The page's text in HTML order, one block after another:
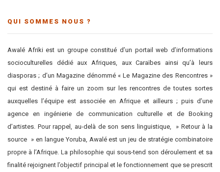
QUI SOMMES NOUS ?
Awalé Afriki est un groupe constitué d’un portail web d’informations
socioculturelles dédié aux Afriques, aux Caraïbes ainsi qu’à leurs
diasporas ; d’un Magazine dénommé « Le Magazine des Rencontres »
qui est destiné à faire un zoom sur les rencontres de toutes sortes
auxquelles l’équipe est associée en Afrique et ailleurs ; puis d’une
agence en ingénierie de communication culturelle et de Booking
d’artistes. Pour rappel, au-delà de son sens linguistique, » Retour à la
source » en langue Yoruba, Awalé est un jeu de stratégie combinatoire
propre à l’Afrique. La philosophie qui sous-tend son déroulement et sa
finalité rejoignent l’objectif principal et le fonctionnement que se prescrit